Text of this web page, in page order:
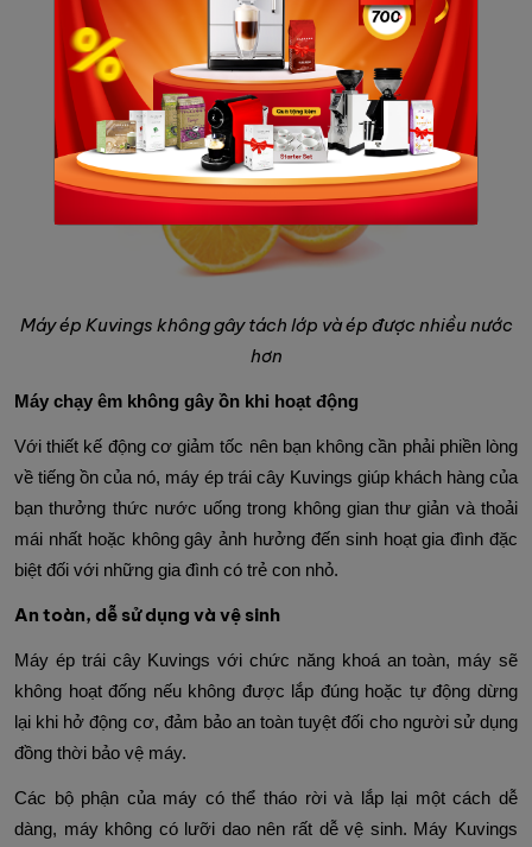
Máy ép Kuvings không gây tách lớp và ép được nhiều nước
hơn
Máy chạy êm không gây ồn khi hoạt động
Với thiết kế động cơ giảm tốc nên bạn không cần phải phiền lòng
về tiếng ồn của nó, máy ép trái cây Kuvings giúp khách hàng của
bạn thưởng thức nước uống trong không gian thư giản và thoải
mái nhất hoặc không gây ảnh hưởng đến sinh hoạt gia đình đặc
biệt đối với những gia đình có trẻ con nhỏ.
An toàn, dễ sử dụng và vệ sinh
Máy ép trái cây Kuvings với chức năng khoá an toàn, máy sẽ
không hoạt đống nếu không được lắp đúng hoặc tự động dừng
lại khi hở động cơ, đảm bảo an toàn tuyệt đối cho người sử dụng
đồng thời bảo vệ máy.
Các bộ phận của máy có thể tháo rời và lắp lại một cách dễ
dàng, máy không có lưỡi dao nên rất dễ vệ sinh. Máy Kuvings